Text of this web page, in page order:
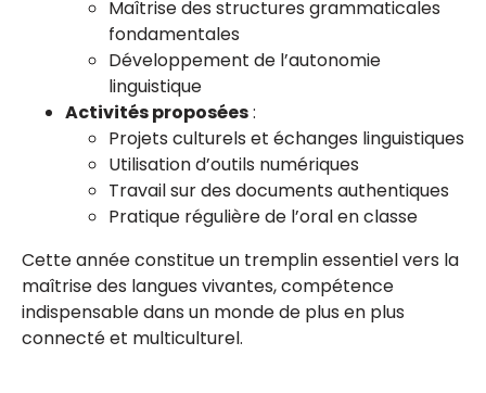
Maîtrise des structures grammaticales
fondamentales
Développement de l’autonomie
linguistique
Activités proposées:
Projets culturels et échanges linguistiques
Utilisation d’outils numériques
Travail sur des documents authentiques
Pratique régulière de l’oral en classe
Cette année constitue un tremplin essentiel vers la
maîtrise des langues vivantes, compétence
indispensable dans un monde de plus en plus
connecté et multiculturel.